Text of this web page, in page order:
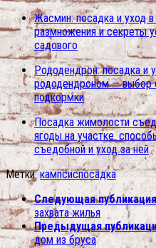
Жасмин: посадка и уход
размножения и секреты
садового
Рододендрон: посадка и
рододендроном — выбор
подкормки
Посадка жимолости
ягоды на участке.
съедобной и уход за ней
Метки: кампсиспосадка
Следующая публикация
захвата жилья
Предыдущая
дом из бруса